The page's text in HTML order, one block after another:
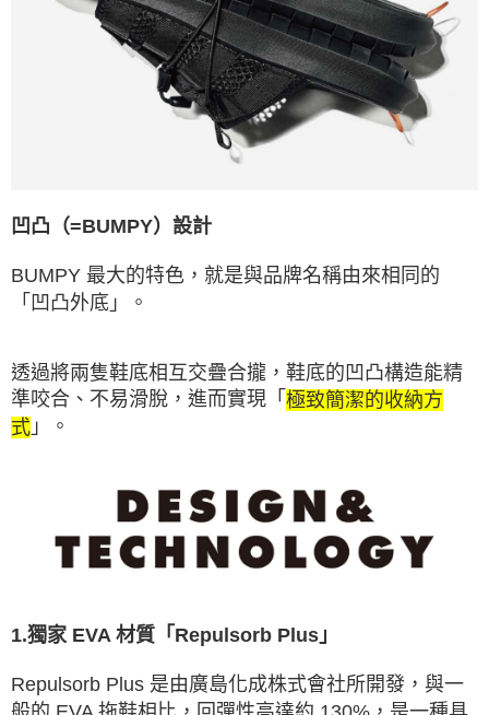
凹凸（=BUMPY）設計
BUMPY 最大的特色，就是與品牌名稱由來相同的
「凹凸外底」。
透過將兩隻鞋底相互交疊合攏，鞋底的凹凸構造能精
準咬合、不易滑脫，進而實現「 極致簡潔的收納方
式 」。
1.獨家 EVA 材質「Repulsorb Plus」
Repulsorb Plus 是由廣島化成株式會社所開發，與一